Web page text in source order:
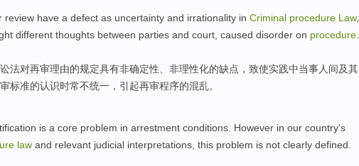
review have a defect as uncertainty and irrationality in Criminal procedure Law,
different thoughts between parties and court caused disorder on procedure
法对再审理由的规定具有非确定性 、非理性化的缺点 ，致使实践中当事人 间及其
标准的认识时常不统一， 引起再审程序的混乱。
is a core problem in arrestment conditions However in our country's
law and relevant judicial interpretations this problem is not clearly defined